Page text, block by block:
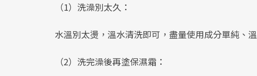
（1）洗澡別太久：
水溫別太燙，溫水清洗即可，盡量使用成分單純、
（2）洗完澡後再塗保濕霜：